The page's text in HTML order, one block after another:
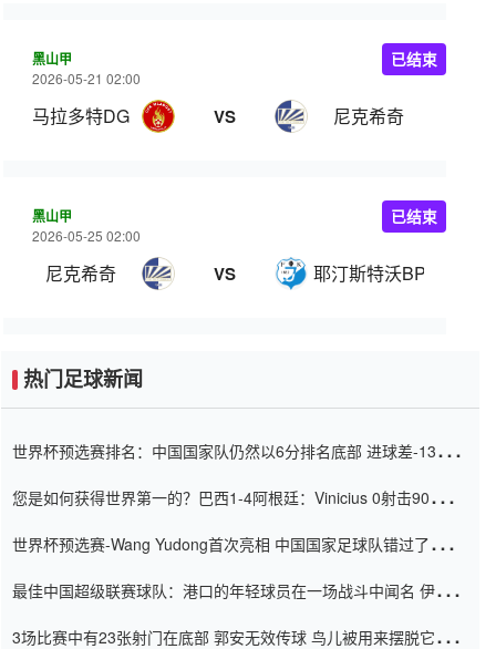
黑山甲
2026-05-21 02:00
马拉多特DG VS 尼克希奇
已结束
黑山甲
2026-05-25 02:00
尼克希奇 VS 耶汀斯特沃BP
已结束
热门足球新闻
世界杯预选赛排名：中国国家队仍然以6分排名底部 进球差-13令人
您是如何获得世界第一的？巴西1-4阿根廷：Vinicius 0射击90分钟
世界杯预选赛-Wang Yudong首次亮相 中国国家足球队错过了世界
最佳中国超级联赛球队：港口的年轻球员在一场战斗中闻名 伊万放
3场比赛中有23张射门在底部 郭安无效传球 鸟儿被用来摆脱它